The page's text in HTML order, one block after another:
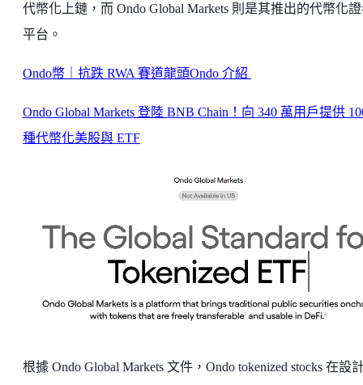
代幣化上鏈，而 Ondo Global Markets 則是其推出的代幣化
平台。
Ondo幣｜抗跌 RWA 賽道龍頭Ondo 介紹
Ondo Global Markets 登陸 BNB Chain！向 340 萬用戶提供
種代幣化美股與 ETF
根據 Ondo Global Markets 文件，Ondo tokenized stocks 在設